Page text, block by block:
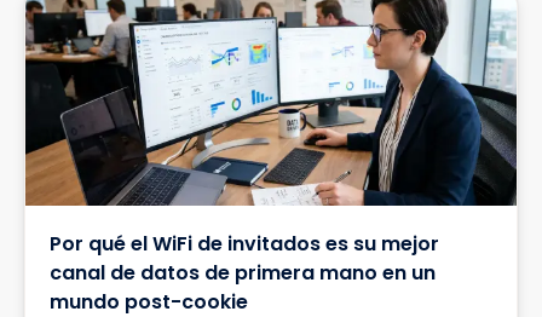
Por qué el WiFi de invitados es su mejor
canal de datos de primera mano en un
mundo post-cookie